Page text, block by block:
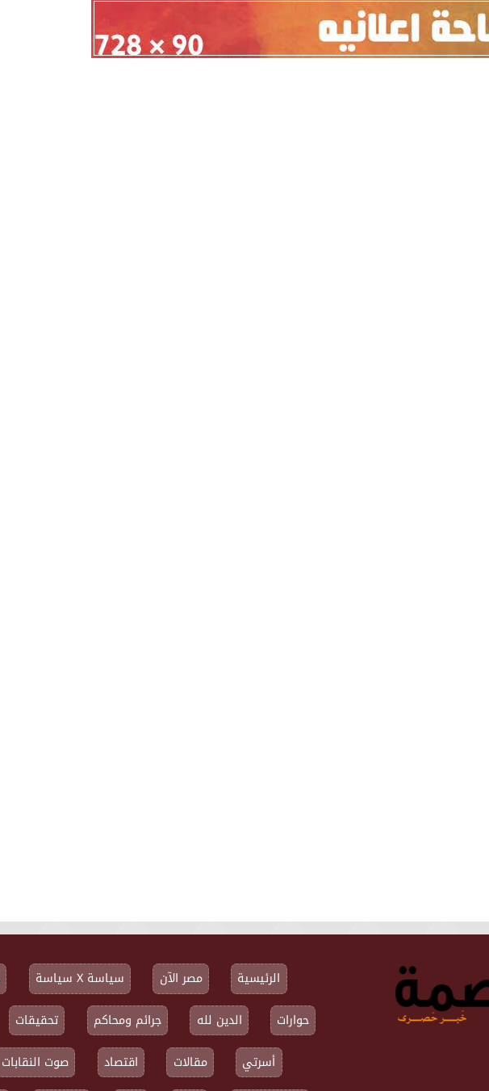
موعد سفر بعثة الأهلي لمواجهة برشلونة
بكأس خوان جامبر
الزمالك ينهي أزمة خوان بيزيرا.. واللاعب
يقترب من العودة إلى القاهرة
الرئيسية مصر الآن سياسة X سياسة
حوارات
الدين لله جرائم ومحاكم تحقيقات
أسرتي
مقالات اقتصاد صوت النقابات